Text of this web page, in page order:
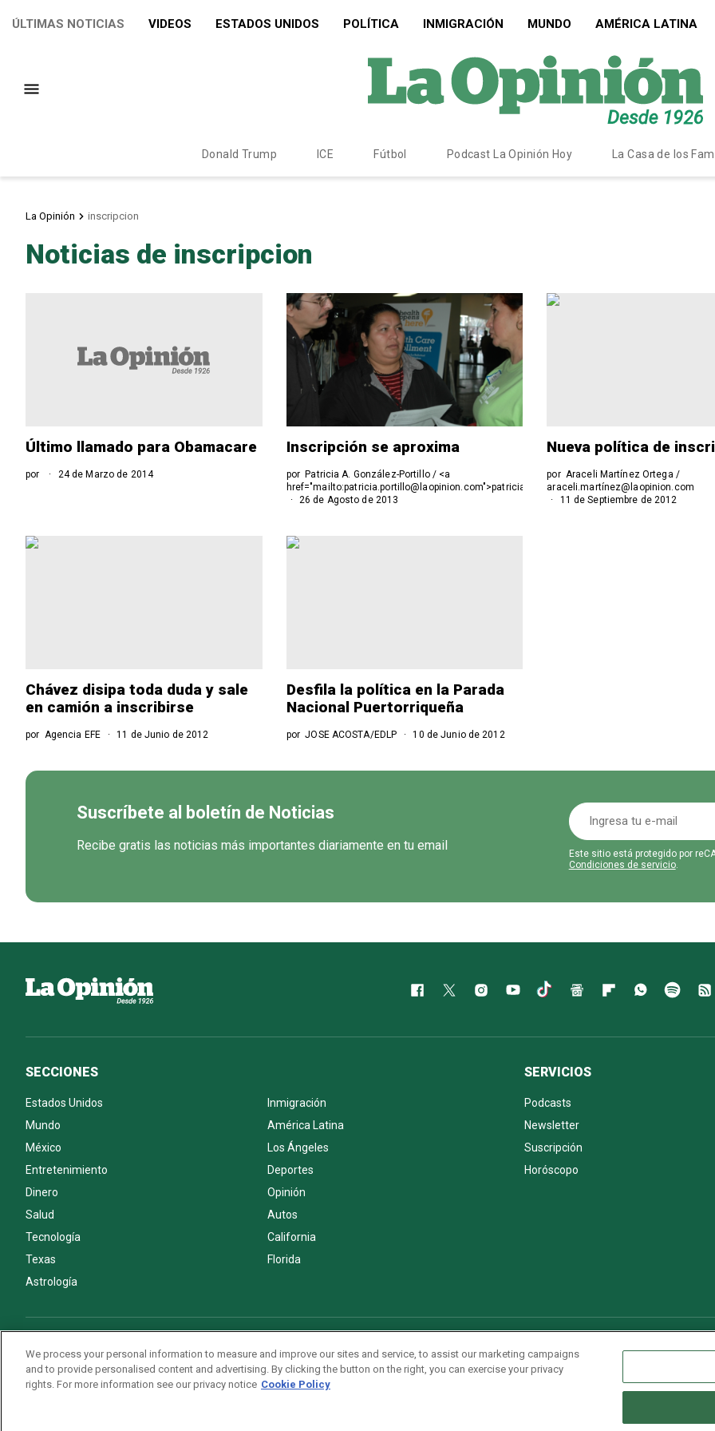
ÚLTIMAS NOTICIAS VIDEOS ESTADOS UNIDOS POLÍTICA INMIGRACIÓN MUNDO AMÉRICA LATINA
Donald Trump ICE Fútbol Podcast La Opinión Hoy La Casa de los
La Opinión inscripcion
Noticias de inscripcion
Último llamado para Obamacare
por 24 de Marzo de 2014
Inscripción se aproxima
porPatricia A. González-Portillo / <a
href="mailto:patricia.portillo@laopinion.com">patricia.portillo@laopinion.com</a>
26 de Agosto de 2013
Nueva política de
por Araceli Martínez Ortega /
araceli.martínez@laopinion.com
11 de Septiembre de 2012
Chávez disipa toda duda y sale
en camión a inscribirse
por Agencia EFE 11 de Junio de 2012
Desfila la política en la Parada
Nacional Puertorriqueña
porJOSE ACOSTA/EDLP 10 de Junio de 2012
Suscríbete al boletín de Noticias
Recibe gratis las noticias más importantes diariamente en tu email
Este sitio está protegido por
Condiciones de servicio.
SECCIONES
Estados Unidos
Inmigración
Mundo
América Latina
México
Los Ángeles
Entretenimiento
Deportes
Dinero
Opinión
Salud
Autos
Tecnología
California
Texas
Florida
Astrología
SERVICIOS
Podcasts
Newsletter
Suscripción
Horóscopo
Acerca de nosotros Politica de privacidad Pautas Editoriales AdChoices Advertise with us Newsletters Sitemap
We process your personal information to measure and improve our sites and service, to assist our marketing campaigns
and to provide personalised content and advertising. By clicking the button on the right, you can exercise your privacy
rights. For more information see our privacy notice Cookie Policy